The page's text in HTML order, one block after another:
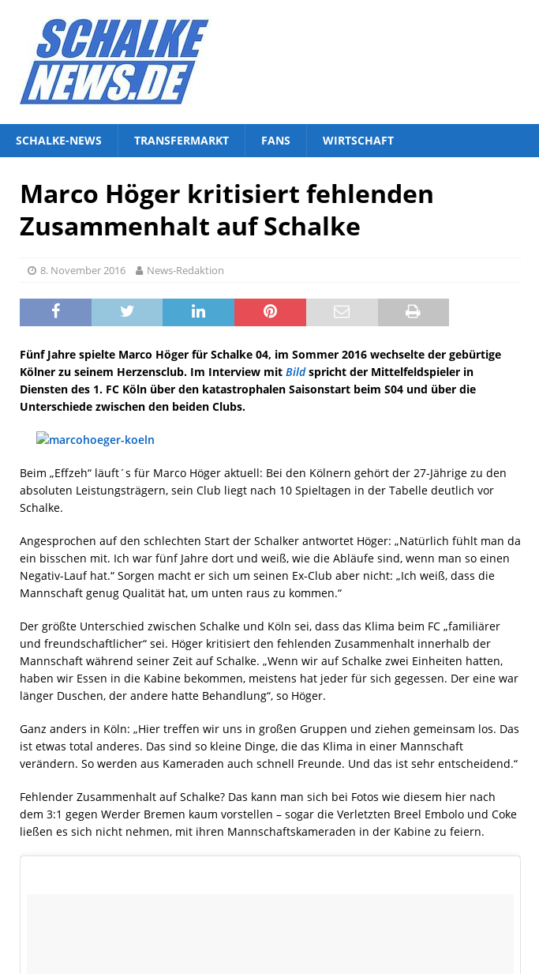
SCHALKE-NEWS TRANSFERMARKT FANS WIRTSCHAFT
Marco Höger kritisiert fehlenden
Zusammenhalt auf Schalke
8. November 2016 News-Redaktion
Fünf Jahre spielte Marco Höger für Schalke 04, im Sommer 2016 wechselte der gebürtige
Kölner zu seinem Herzensclub. Im Interview mit Bild spricht der Mittelfeldspieler in
Diensten des 1. FC Köln über den katastrophalen Saisonstart beim S04 und über die
Unterschiede zwischen den beiden Clubs.
Beim „Effzeh“ läuft´s für Marco Höger aktuell: Bei den Kölnern gehört der 27-Jährige zu den
absoluten Leistungsträgern, sein Club liegt nach 10 Spieltagen in der Tabelle deutlich vor
Schalke.
Angesprochen auf den schlechten Start der Schalker antwortet Höger: „Natürlich fühlt man da
ein bisschen mit. Ich war fünf Jahre dort und weiß, wie die Abläufe sind, wenn man so einen
Negativ-Lauf hat.“ Sorgen macht er sich um seinen Ex-Club aber nicht: „Ich weiß, dass die
Mannschaft genug Qualität hat, um unten raus zu kommen.“
Der größte Unterschied zwischen Schalke und Köln sei, dass das Klima beim FC „familiärer
und freundschaftlicher“ sei. Höger kritisiert den fehlenden Zusammenhalt innerhalb der
Mannschaft während seiner Zeit auf Schalke. „Wenn wir auf Schalke zwei Einheiten hatten,
haben wir Essen in die Kabine bekommen, meistens hat jeder für sich gegessen. Der eine war
länger Duschen, der andere hatte Behandlung“, so Höger.
Ganz anders in Köln: „Hier treffen wir uns in großen Gruppen und ziehen gemeinsam los. Das
ist etwas total anderes. Das sind so kleine Dinge, die das Klima in einer Mannschaft
verändern. So werden aus Kameraden auch schnell Freunde. Und das ist sehr entscheidend.“
Fehlender Zusammenhalt auf Schalke? Das kann man sich bei Fotos wie diesem hier nach
dem 3:1 gegen Werder Bremen kaum vorstellen – sogar die Verletzten Breel Embolo und Coke
ließen es sich nicht nehmen, mit ihren Mannschaftskameraden in der Kabine zu feiern.